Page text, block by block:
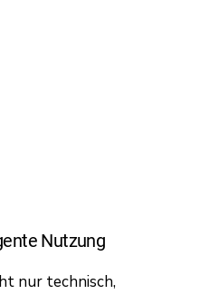
Nutzung
nur technisch,